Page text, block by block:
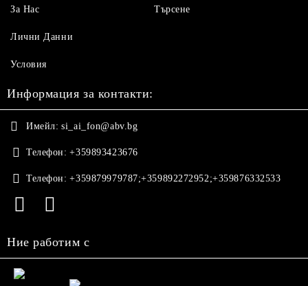
За Нас Търсене
Лични Данни
Условия
Информация за контакти:
Имейл: si_ai_fon@abv.bg
Телефон: +359893423676
Телефон: +359879979787;+359892272952;+359876332533
Ние работим с